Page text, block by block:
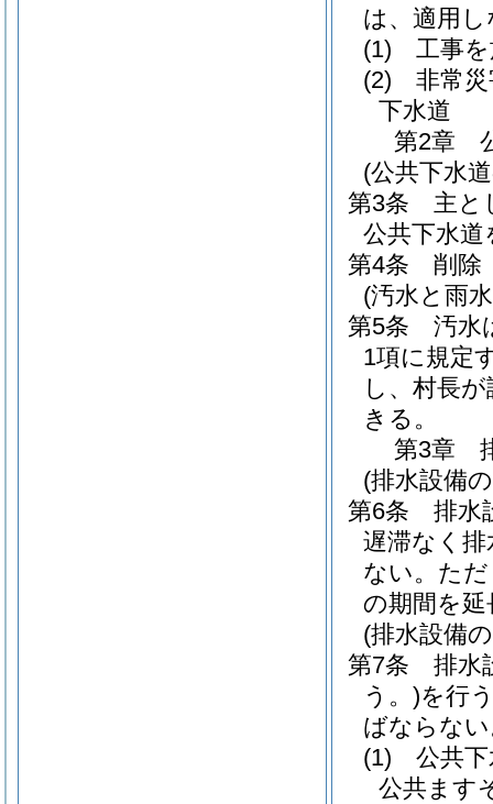
は、適用
(1)
工事
(2)
非常
下水道
第2章
(公共下水
第3条
主と
公共下水
第4条
削除
(汚水と雨
第5条
汚水
1項に規定
し、村長
きる。
第3章
(排水設備
第6条
排水
遅滞なく排
ない。 た
の期間を
(排水設備
第7条
排水
う。)を行
ばならな
(1)
公共
公共ます